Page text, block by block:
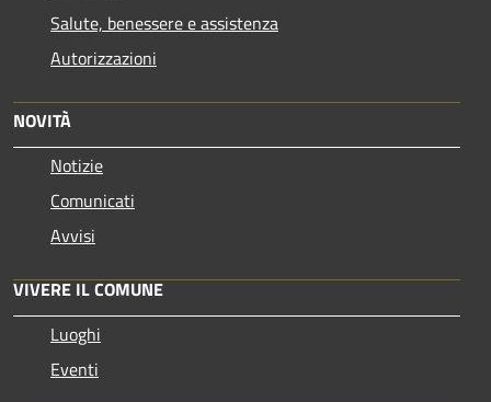
Salute, benessere e assistenza
Autorizzazioni
NOVITÀ
Notizie
Comunicati
Avvisi
VIVERE IL COMUNE
Luoghi
Eventi